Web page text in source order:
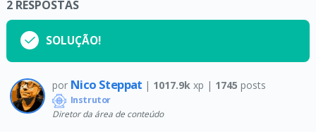
2 RESPOSTAS
SOLUÇÃO!
por Nico Steppat | 1017.9k xp | 1745 posts
Instrutor
Diretor da área de conteúdo